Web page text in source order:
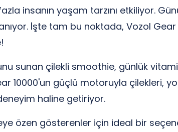
insanın yaşam tarzını etkiliyor.
İşte tam bu noktada, Vozol Gear
sunan çilekli smoothie, günlük
10000'un güçlü motoruyla çilekleri,
haline getiriyor.
özen gösterenler için ideal bir